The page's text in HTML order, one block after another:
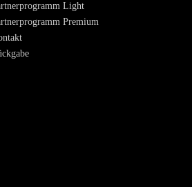
Light
Premium